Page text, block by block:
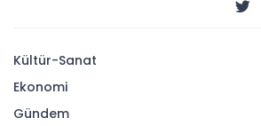
Kültür-Sanat
Ekonomi
Gündem